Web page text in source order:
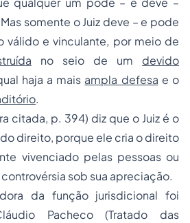
somente o Juiz deve – e pode
válido e vinculante, por meio de
no seio de um devido
haja a mais ampla defesa e o
.
citada, p. 394) diz que o Juiz é o
direito, porque ele cria o direito
vivenciado pelas pessoas ou
sob sua apreciação.
da função jurisdicional foi
Pacheco (Tratado das